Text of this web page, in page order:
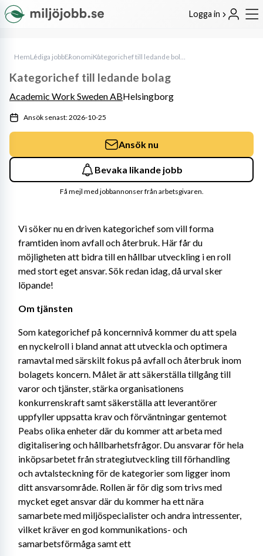
Logga in
HemLediga jobbEkonomi Kategorichef till ledande bolag
Vi söker nu en driven kategorichef som vill forma
framtiden inom avfall och återbruk. Här får du
möjligheten att bidra till en hållbar utveckling i en roll
med stort eget ansvar. Sök redan idag, då urval sker
löpande!
Om tjänsten
Som kategorichef på koncernnivå kommer du att spela
en nyckelroll i bland annat att utveckla och optimera
ramavtal med särskilt fokus på avfall och återbruk inom
bolagets koncern. Målet är att säkerställa tillgång till
varor och tjänster, stärka organisationens
konkurrenskraft samt säkerställa att leverantörer
uppfyller uppsatta krav och förväntningar gentemot
Peabs olika enheter där du kommer att arbeta med
digitalisering och hållbarhetsfrågor. Du ansvarar för hela
inköpsarbetet från strategiutveckling till förhandling
och avtalsteckning för de kategorier som ligger inom
ditt ansvarsområde. Rollen är för dig som trivs med
mycket eget ansvar där du kommer ha ett nära
samarbete med miljöspecialister och andra intressenter,
vilket kräver en god kommunikations- och
samarbetsförmåga samt ett
Kategorichef till ledande bolag
Academic Work Sweden ABHelsingborg
Ansök senast: 2026-10-25
Ansök nu
Bevaka likande jobb
Få mejl med jobbannonser från arbetsgivaren.